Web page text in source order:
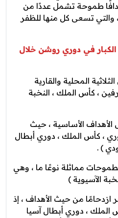
طموحة تشمل عددًا من
، والتي تسعى كل منها للظفر
الكبار في دوري روشن خلال
المحلية والقارية
، كأس الملك ، النخبة
الأساسية ، حيث
، كأس الملك ، دوري أبطال
) .
مماثلة نوعًا ما ، وهي
الآسيوية )
ازدحامًا من حيث الأهداف ، إذ
الملك ، دوري أبطال آسيا